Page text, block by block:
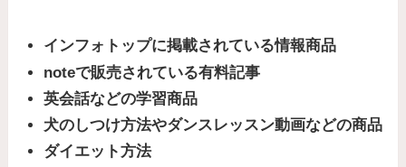
インフォトップに掲載されている情報商品
noteで販売されている有料記事
英会話などの学習商品
犬のしつけ方法やダンスレッスン動画などの商品
ダイエット方法